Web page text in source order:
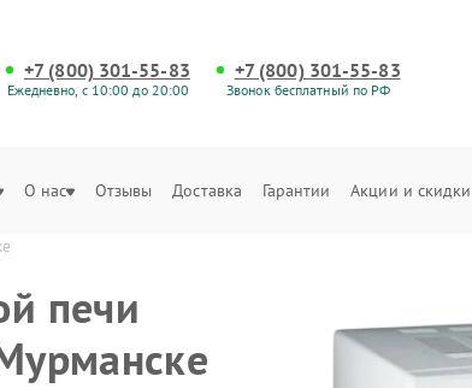
+7 (800) 301-55-83
Ежедневно, с 10:00 до 20:00
+7 (800) 301-55-83
Звонок бесплатный по РФ
О нас Отзывы Доставка Гарантии Акции и скидки
печи